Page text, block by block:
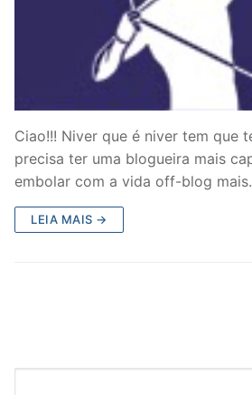
Ciao!!! Niver que é niver tem que
precisa ter uma blogueira mais
embolar com a vida off-blog
LEIA MAIS →